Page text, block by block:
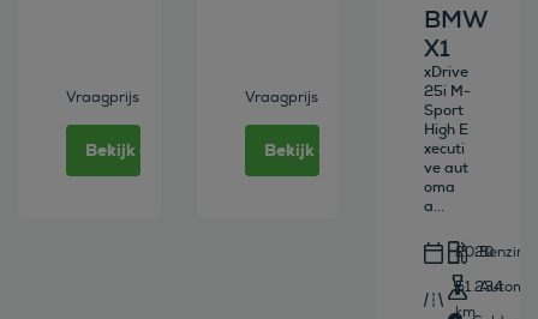
Vraagprijs
Bekijk deze auto
Vraagprijs
Bekijk deze auto
BMW
X1
xDrive
25i M-
Sport
High E
xecuti
ve aut
oma
a...
2020Benzine
51.234
km